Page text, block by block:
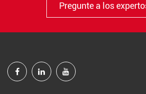
Pregunte a los